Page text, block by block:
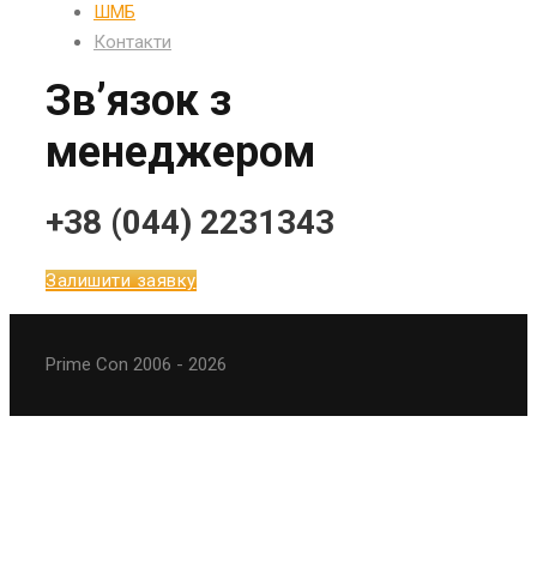
ШМБ
Контакти
Зв’язок з
менеджером
+38 (044) 2231343
Залишити заявку
Prime Con 2006 - 2026